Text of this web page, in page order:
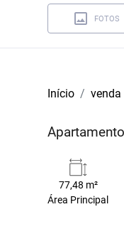
FOTOS
Início venda
77,48 m²
Área Principal